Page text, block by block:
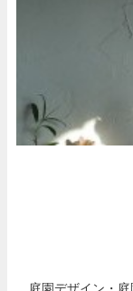
庭園デザイン・